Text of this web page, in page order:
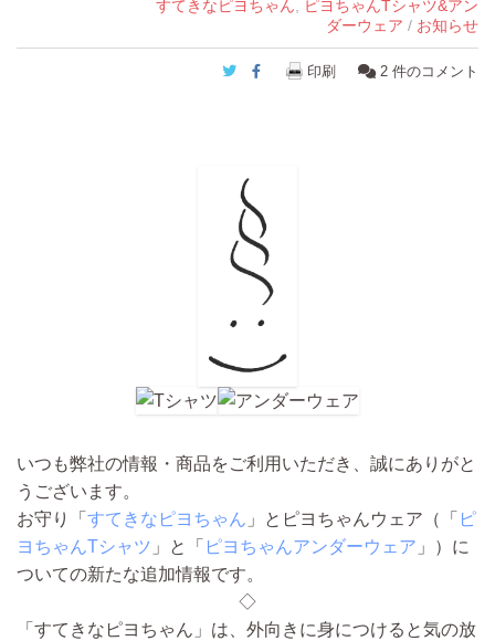
すてきなピヨちゃん
ピヨちゃんTシャツ&アン
ダーウェア / お知らせ
Twitter
Facebook
印刷 2 件のコメント
いつも弊社の情報・商品をご利用いただき、誠にありがと
うございます。
お守り「 すてきなピヨちゃん 」とピヨちゃんウェア（「 ピ
ヨちゃんTシャツ 」と「 ピヨちゃんアンダーウェア 」）に
ついての新たな追加情報です。
◇
「すてきなピヨちゃん」は、外向きに身につけると気の放